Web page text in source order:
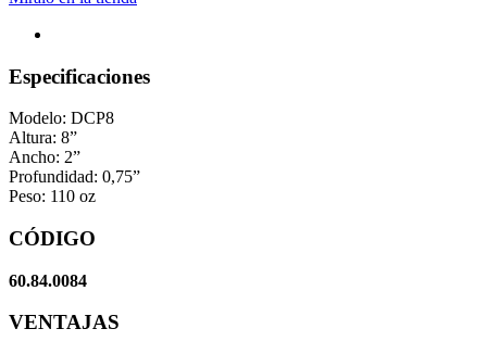
Especificaciones
Modelo: DCP8
Altura: 8”
Ancho: 2”
Profundidad: 0,75”
Peso: 110 oz
CÓDIGO
60.84.0084
VENTAJAS